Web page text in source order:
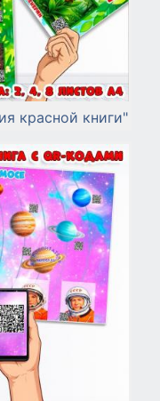
красной книги"